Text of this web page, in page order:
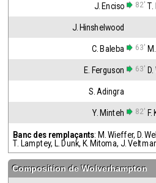
J. Enciso 82' T.
J. Hinshelwood
C. Baleba 63'
E. Ferguson 63'
S. Adingra
Y. Minteh 82'
Banc des remplaçants: M. Wieffer, D.
T. Lamptey, L. Dunk, K. Mitoma, J.
Composition deWolverhampton